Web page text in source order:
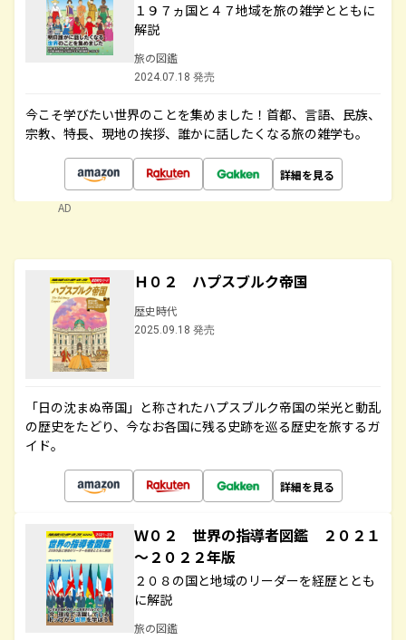
１９７ヵ国と４７地域を旅の雑学とともに
解説
旅の図鑑
2024.07.18 発売
今こそ学びたい世界のことを集めました！首都、言語、民族、
宗教、特長、現地の挨拶、誰かに話したくなる旅の雑学も。
詳細を見る
AD
Ｈ０２ ハプスブルク帝国
歴史時代
2025.09.18 発売
「日の沈まぬ帝国」と称されたハプスブルク帝国の栄光と動乱
の歴史をたどり、今なお各国に残る史跡を巡る歴史を旅するガ
イド。
詳細を見る
Ｗ０２ 世界の指導者図鑑 ２０２１
～２０２２年版
２０８の国と地域のリーダーを経歴ととも
に解説
旅の図鑑